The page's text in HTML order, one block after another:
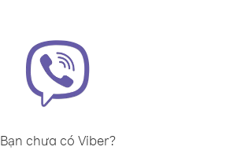
Bạn chưa có Viber?